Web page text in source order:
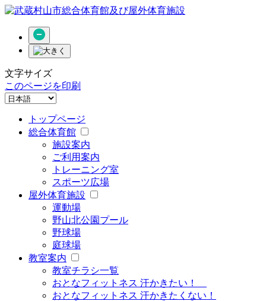
文字サイズ
このページを印刷
トップページ
総合体育館
施設案内
ご利用案内
トレーニング室
スポーツ広場
屋外体育施設
運動場
野山北公園プール
野球場
庭球場
教室案内
教室チラシ一覧
おとなフィットネス 汗かきたい！
おとなフィットネス 汗かきたくない！